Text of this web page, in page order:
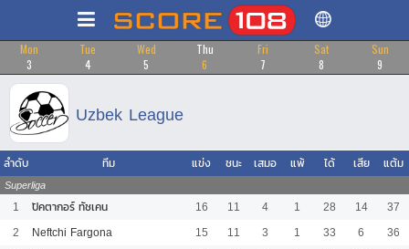
Mon
3
Tue
4
Wed
5
Thu
6
Fri
7
Sat
8
Sun
9
Uzbek League
ลำดับ ทีม แข่ง ชนะ เสมอ แพ้ ได้ เสีย แต้ม
Superliga
1 ปัคตากอร์ ทัชเคน 16 11 4 1 28 14
37
2
Neftchi Fargona 15 11 3 1 33 6
36